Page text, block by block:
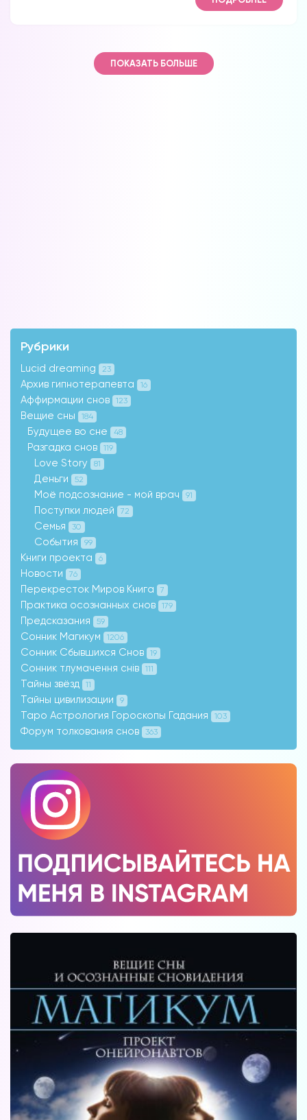
ПОКАЗАТЬ БОЛЬШЕ
Рубрики
Lucid dreaming 23
Архив гипнотерапевта 16
Аффирмации снов 123
Вещие сны 184
Будущее во сне 48
Разгадка снов 119
Love Story 81
Деньги 52
Моё подсознание - мой врач 91
Поступки людей 72
Семья 30
События 99
Книги проекта 6
Новости 76
Перекресток Миров Книга 7
Практика осознанных снов 179
Предсказания 59
Сонник Магикум 1206
Сонник Сбывшихся Снов 19
Сонник тлумачення снів 111
Тайны звёзд 11
Тайны цивилизации 9
Таро Астрология Гороскопы Гадания 103
Форум толкования снов 363
информацию во снах с первых дней.
Скачайте приложение, чтобы получить
Скачать
Наши форумы
Форум на сайте